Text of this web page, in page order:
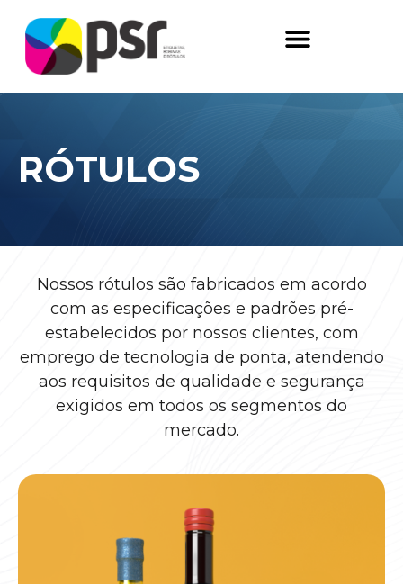
RÓTULOS
Nossos rótulos são fabricados em acordo
com as especificações e padrões pré-
estabelecidos por nossos clientes, com
emprego de tecnologia de ponta, atendendo
aos requisitos de qualidade e segurança
exigidos em todos os segmentos do
mercado.